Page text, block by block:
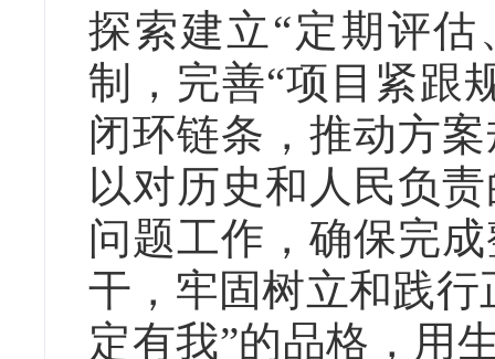
探索建立“定期评
制，完善“项目紧跟
闭环链条，推动方
以对历史和人民负
问题工作，确保完
干，牢固树立和践
定有我”的品格，用